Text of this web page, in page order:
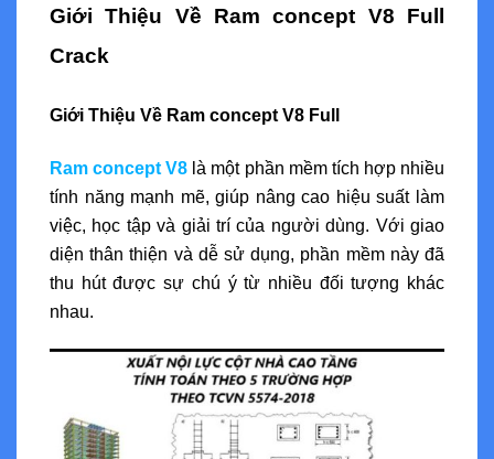
Giới Thiệu Về Ram concept V8 Full
Crack
Giới Thiệu Về Ram concept V8 Full
Ram concept V8 là một phần mềm tích hợp nhiều
tính năng mạnh mẽ, giúp nâng cao hiệu suất làm
việc, học tập và giải trí của người dùng. Với giao
diện thân thiện và dễ sử dụng, phần mềm này đã
thu hút được sự chú ý từ nhiều đối tượng khác
nhau.